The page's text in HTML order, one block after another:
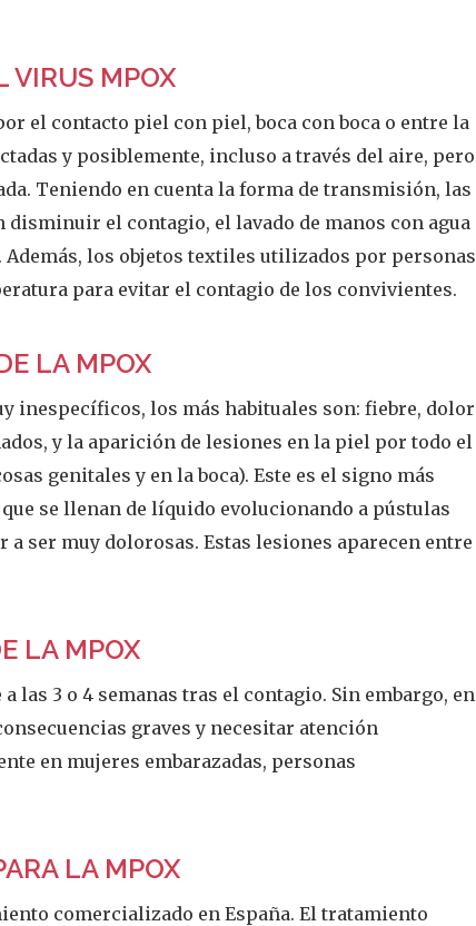
VIRUS MPOX
el contacto piel con piel, boca con boca o entre la
y posiblemente, incluso a través del aire, pero
Teniendo en cuenta la forma de transmisión, las
el contagio, el lavado de manos con agua
los objetos textiles utilizados por personas
para evitar el contagio de los convivientes.
LA MPOX
inespecíficos, los más habituales son: fiebre, dolor
y la aparición de lesiones en la piel por todo el
genitales y en la boca). Este es el signo más
se llenan de líquido evolucionando a pústulas
ser muy dolorosas. Estas lesiones aparecen entre
LA MPOX
las 3 o 4 semanas tras el contagio. Sin embargo, en
graves y necesitar atención
en mujeres embarazadas, personas
LA MPOX
comercializado en España. El tratamiento